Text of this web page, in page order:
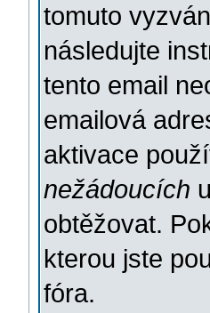
tomuto
následujte
tento email
emailová
aktivace
nežádoucích
obtěžovat.
kterou jste
fóra.